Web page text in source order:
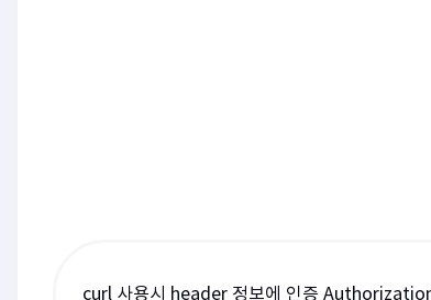
curl 사용시 header 정보에 인증